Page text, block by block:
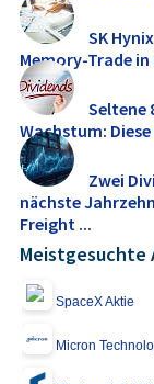
SK
Memory‑Trade
Seltene
Wachstum:
Zwei
nächste
Freight ...
Meistgesuchte
SpaceX Aktie
Micron